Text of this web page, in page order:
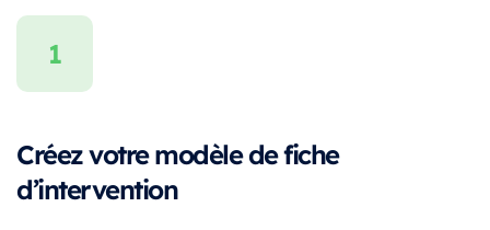
Créez votre modèle de fiche
d’intervention